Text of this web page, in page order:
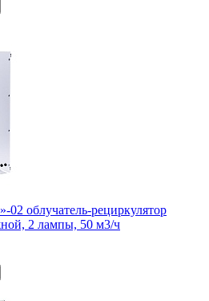
облучатель-рециркулятор
2 лампы, 50 м3/ч